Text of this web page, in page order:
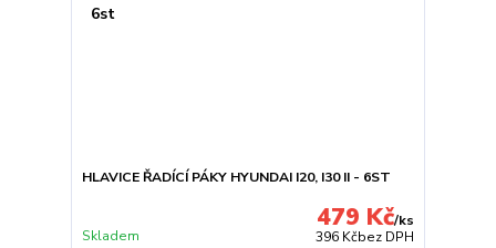
HLAVICE ŘADÍCÍ PÁKY HYUNDAI I20, I30 II - 6ST
479 Kč/ks
396 Kčbez DPH
Skladem